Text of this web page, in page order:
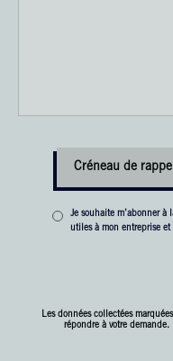
Je souhaite m’abonner à
utiles à mon entreprise et
Les données collectées
répondre à votre